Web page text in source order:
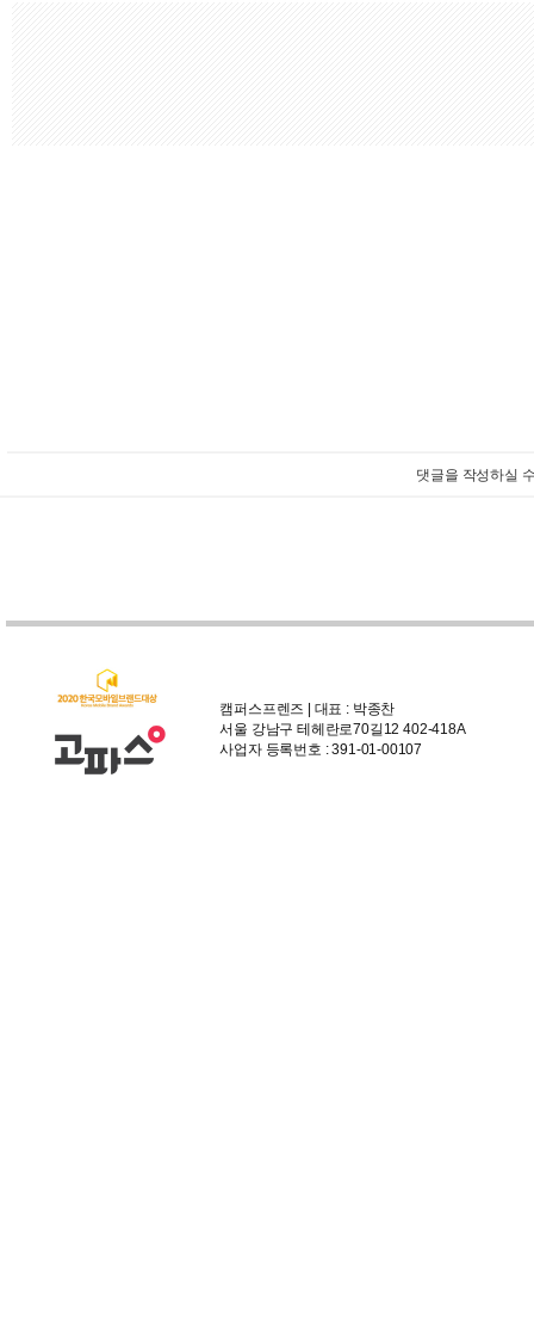
댓글을 작성하실
캠퍼스프렌즈 | 대표 : 박종찬
서울 강남구 테헤란로70길12 402-418A
사업자 등록번호 : 391-01-00107